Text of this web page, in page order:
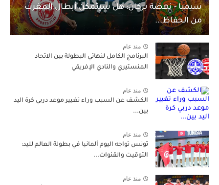
سيمبا - نهضة بركان: هل سيتمكن أبطال المغرب
من الحفاظ...
منذ عام
البرنامج الكامل لنهائي البطولة بين الاتحاد
المنستيري والنادي الإفريقي
منذ عام
الكشف عن السبب وراء تغيير موعد دربي كرة اليد
بين...
منذ عام
تونس تواجه اليوم ألمانيا في بطولة العالم لليد:
التوقيت والقنوات...
منذ عام